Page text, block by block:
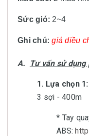
Sức gió: 2~4
Ghi chú: giá diều
A. Tư vấn sử
1. Lựa chọn 1:
3 sợi - 400m
* Tay
ABS: